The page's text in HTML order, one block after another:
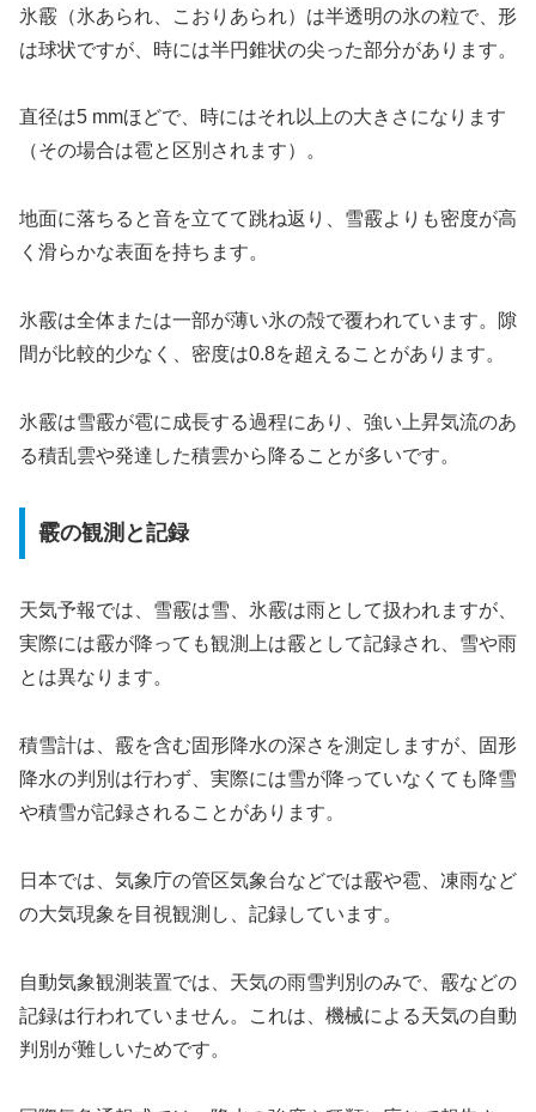
氷霰（氷あられ、こおりあられ）は半透明の氷の粒で、形
は球状ですが、時には半円錐状の尖った部分があります。
直径は5 mmほどで、時にはそれ以上の大きさになります
（その場合は雹と区別されます）。
地面に落ちると音を立てて跳ね返り、雪霰よりも密度が高
く滑らかな表面を持ちます。
氷霰は全体または一部が薄い氷の殻で覆われています。隙
間が比較的少なく、密度は0.8を超えることがあります。
氷霰は雪霰が雹に成長する過程にあり、強い上昇気流のあ
る積乱雲や発達した積雲から降ることが多いです。
霰の観測と記録
天気予報では、雪霰は雪、氷霰は雨として扱われますが、
実際には霰が降っても観測上は霰として記録され、雪や雨
とは異なります。
積雪計は、霰を含む固形降水の深さを測定しますが、固形
降水の判別は行わず、実際には雪が降っていなくても降雪
や積雪が記録されることがあります。
日本では、気象庁の管区気象台などでは霰や雹、凍雨など
の大気現象を目視観測し、記録しています。
自動気象観測装置では、天気の雨雪判別のみで、霰などの
記録は行われていません。これは、機械による天気の自動
判別が難しいためです。